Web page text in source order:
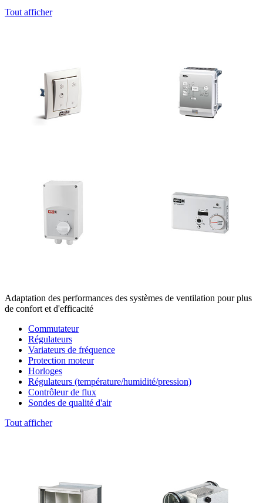
Tout afficher
Adaptation des performances des systèmes de ventilation pour plus
de confort et d'efficacité
Commutateur
Régulateurs
Variateurs de fréquence
Protection moteur
Horloges
Régulateurs (température/humidité/pression)
Contrôleur de flux
Sondes de qualité d'air
Tout afficher